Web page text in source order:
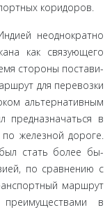
коридоров.
неоднократ­но
как связующего
стороны постави­
для перевозки
альтернативным
в
железной дороге.
стать более бы­
по сравнению с
марш­рут
в